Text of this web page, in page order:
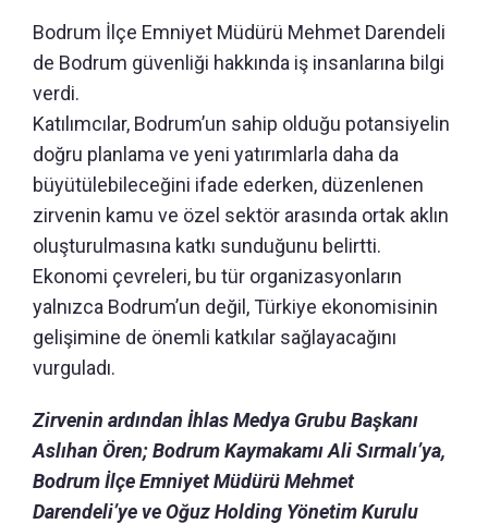
Bodrum İlçe Emniyet Müdürü Mehmet Darendeli
de Bodrum güvenliği hakkında iş insanlarına bilgi
verdi.
Katılımcılar, Bodrum’un sahip olduğu potansiyelin
doğru planlama ve yeni yatırımlarla daha da
büyütülebileceğini ifade ederken, düzenlenen
zirvenin kamu ve özel sektör arasında ortak aklın
oluşturulmasına katkı sunduğunu belirtti.
Ekonomi çevreleri, bu tür organizasyonların
yalnızca Bodrum’un değil, Türkiye ekonomisinin
gelişimine de önemli katkılar sağlayacağını
vurguladı.
Zirvenin ardından İhlas Medya Grubu Başkanı
Aslıhan Ören; Bodrum Kaymakamı Ali Sırmalı’ya,
Bodrum İlçe Emniyet Müdürü Mehmet
Darendeli’ye ve Oğuz Holding Yönetim Kurulu